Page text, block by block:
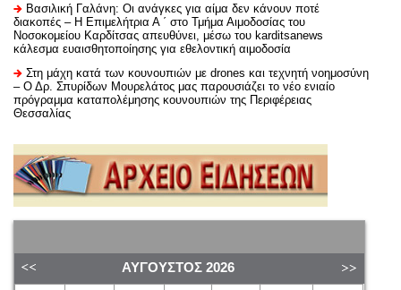
Βασιλική Γαλάνη: Οι ανάγκες για αίμα δεν κάνουν ποτέ
διακοπές – Η Επιμελήτρια Α ΄ στο Τμήμα Αιμοδοσίας του
Νοσοκομείου Καρδίτσας απευθύνει, μέσω του karditsanews
κάλεσμα ευαισθητοποίησης για εθελοντική αιμοδοσία
Στη μάχη κατά των κουνουπιών με drones και τεχνητή νοημοσύνη
– Ο Δρ. Σπυρίδων Μουρελάτος μας παρουσιάζει το νέο ενιαίο
πρόγραμμα καταπολέμησης κουνουπιών της Περιφέρειας
Θεσσαλίας
ΑΎΓΟΥΣΤΟΣ 2026